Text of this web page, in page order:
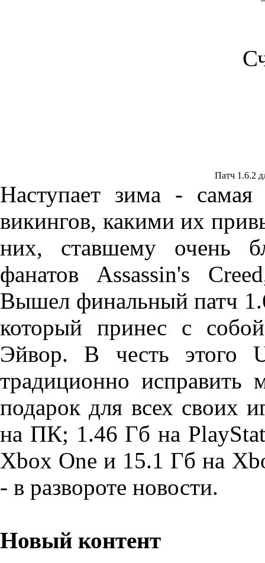
Патч 1.6.2
Наступает зима -
викингов, какими их
них, ставшему очень
фанатов Assassin's
Вышел финальный патч
который принес с
Эйвор. В честь этого
традиционно исправить
подарок для всех своих
на ПК; 1.46 Гб на
Xbox One и 15.1 Гб на
- в развороте новости.
Новый контент